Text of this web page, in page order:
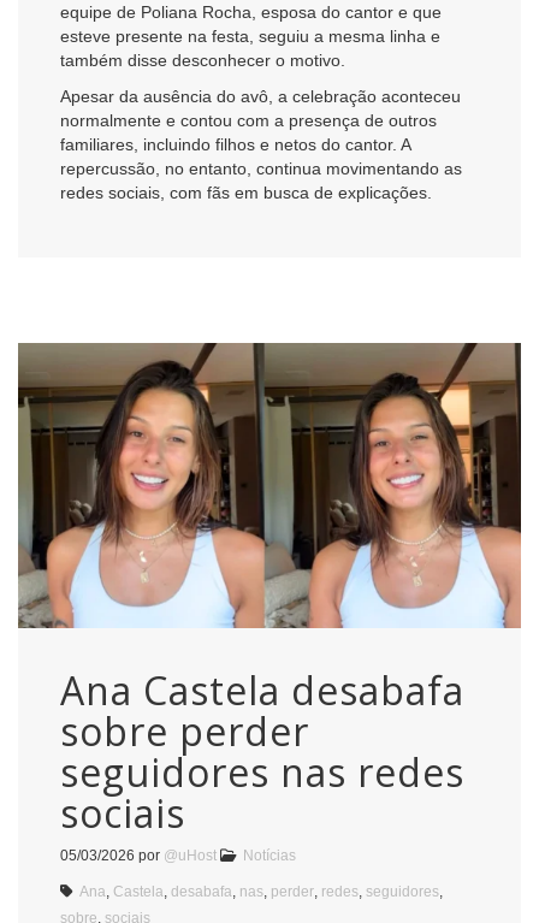
equipe de Poliana Rocha , esposa do cantor e que
esteve presente na festa, seguiu a mesma linha e
também disse desconhecer o motivo.
Apesar da ausência do avô, a celebração aconteceu
normalmente e contou com a presença de outros
familiares, incluindo filhos e netos do cantor. A
repercussão, no entanto, continua movimentando as
redes sociais, com fãs em busca de explicações.
Ana Castela desabafa
sobre perder
seguidores nas redes
sociais
05/03/2026 por @uHost Notícias
Ana Castela desabafa nas perder redes seguidores
sobre sociais